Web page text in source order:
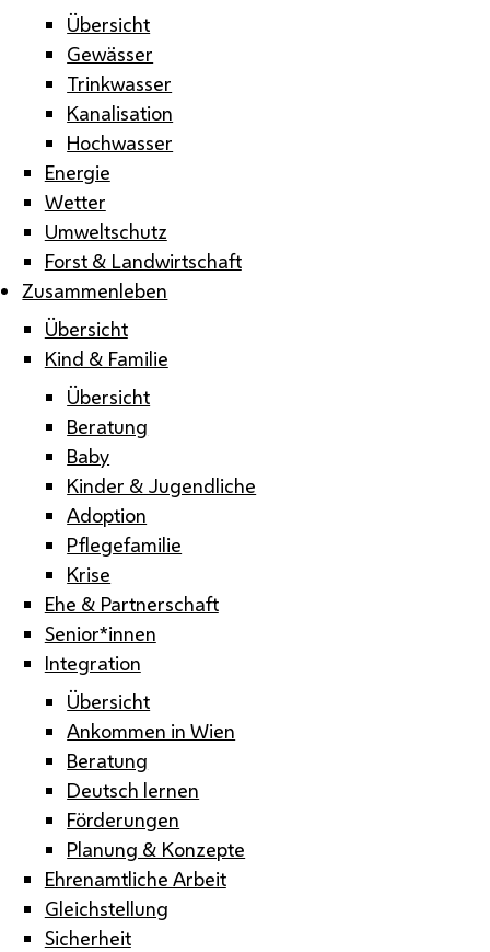
Übersicht
Gewässer
Trinkwasser
Kanalisation
Hochwasser
Energie
Wetter
Umweltschutz
Forst & Landwirtschaft
Zusammenleben
Übersicht
Kind & Familie
Übersicht
Beratung
Baby
Kinder & Jugendliche
Adoption
Pflegefamilie
Krise
Ehe & Partnerschaft
Senior*innen
Integration
Übersicht
Ankommen in Wien
Beratung
Deutsch lernen
Förderungen
Planung & Konzepte
Ehrenamtliche Arbeit
Gleichstellung
Sicherheit